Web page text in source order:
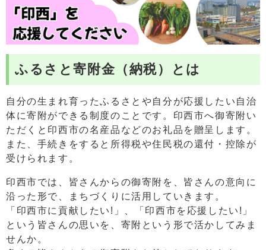
ふるさと寄附金（納税）とは
自分の生まれ育ったふるさとや自分が応援したい自治
体に寄附ができる制度のことです。印西市へ御寄附い
ただくと印西市の名産品などのお礼品を贈呈します。
また、手続きをすると所得税や住民税の還付・控除が
受けられます。
印西市では、皆さんからの御寄附を、皆さんの意向に
沿った形で、まちづくりに活用していきます。
「印西市に貢献したい!」、「印西市を応援したい!」
という皆さんの思いを、寄附という形で活かしてみま
せんか。